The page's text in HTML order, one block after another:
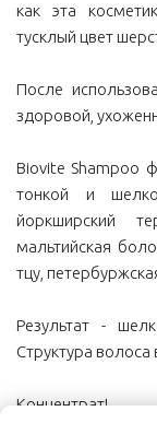
как эта
тусклый цвет
После
здоровой,
Biovite Shampoo
тонкой и
йоркширский
мальтийская
тцу,
Результат -
Структура волоса
Концентрат!